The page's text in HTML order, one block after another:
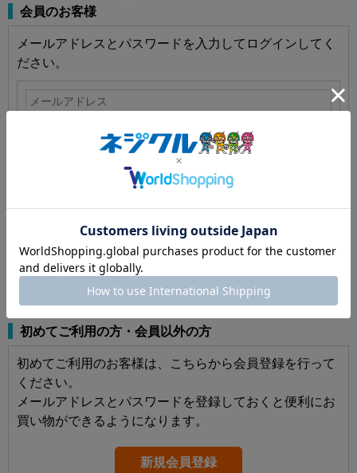
会員のお客様
メールアドレスとパスワードを入力してログインしてく
ださい。
パスワードを表示する
ログインしたままにする
パスワードをお忘れの方はこちら
初めてご利用の方・会員以外の方
初めてご利用のお客様は、こちらから会員登録を行って
ください。
メールアドレスとパスワードを登録しておくと便利にお
買い物ができるようになります。